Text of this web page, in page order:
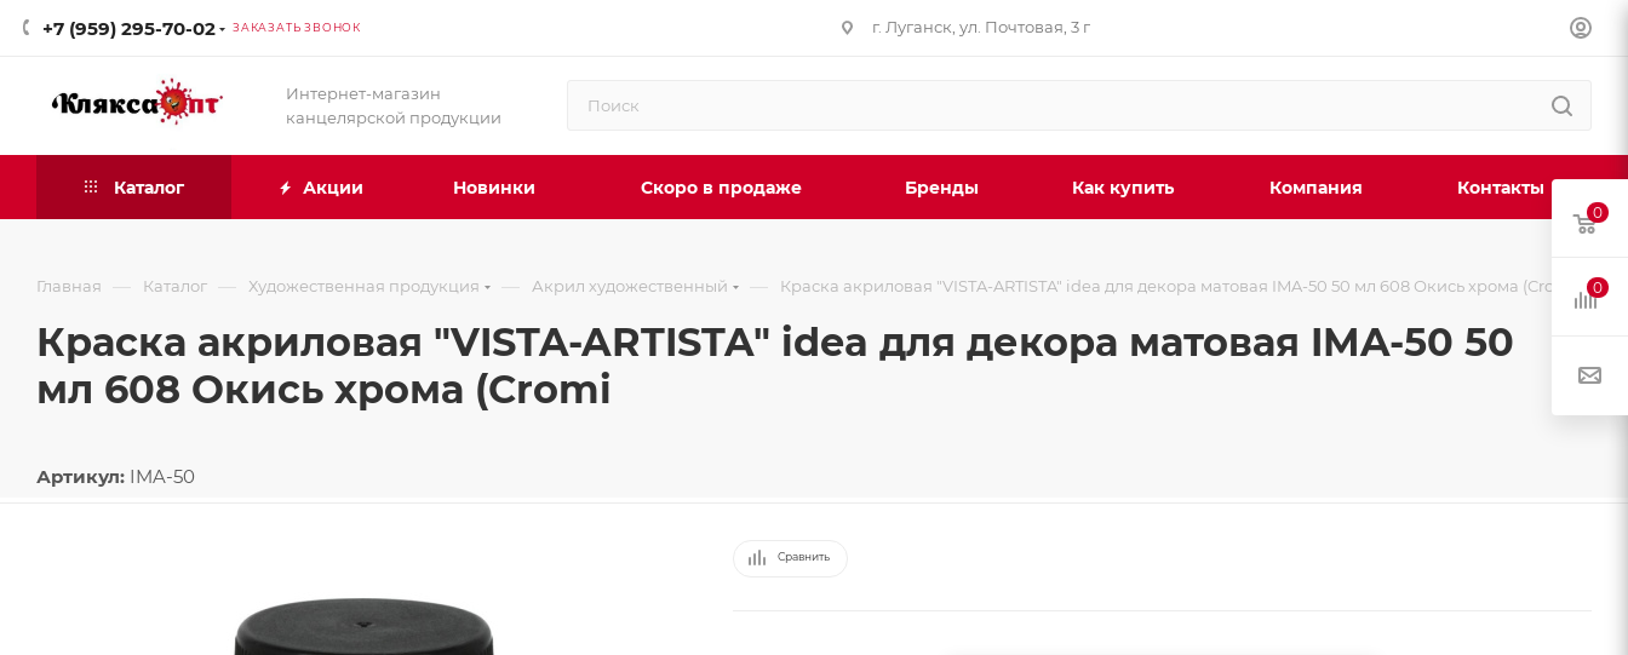
+7 (959) 295-70-02 ЗАКАЗАТЬ ЗВОНОК г. Луганск, ул. Почтовая, 3 г
Интернет-магазин
канцелярской продукции
Каталог Акции Новинки Скоро в продаже Бренды Как купить Компания Контакты
Главная — Каталог — Художественная продукция — Акрил художественный — Краска акриловая "VISTA-ARTISTA" idea для декора матовая IMA-50 50 мл 608 Окись хрома (Cromi
Краска акриловая "VISTA-ARTISTA" idea для декора матовая IMA-50 50
мл 608 Окись хрома (Cromi
Артикул: IMA-50
Сравнить
0
0